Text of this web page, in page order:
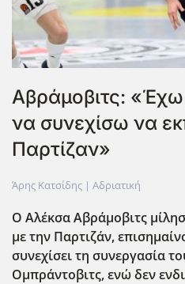
Αβράμοβιτς: «Έχω
να συνεχίσω να
Παρτίζαν»
Άρης Κατσίδης | Αδριατική
O Αλέκσα Αβράμοβιτς
με την Παρτιζάν,
συνεχίσει τη συνεργασία
Ομπράντοβιτς, ενώ δεν